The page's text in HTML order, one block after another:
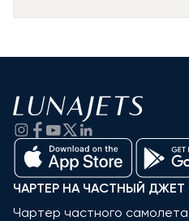
ЧАРТЕР НА ЧАСТНЫЙ ДЖЕТ
Чартер частного самолета